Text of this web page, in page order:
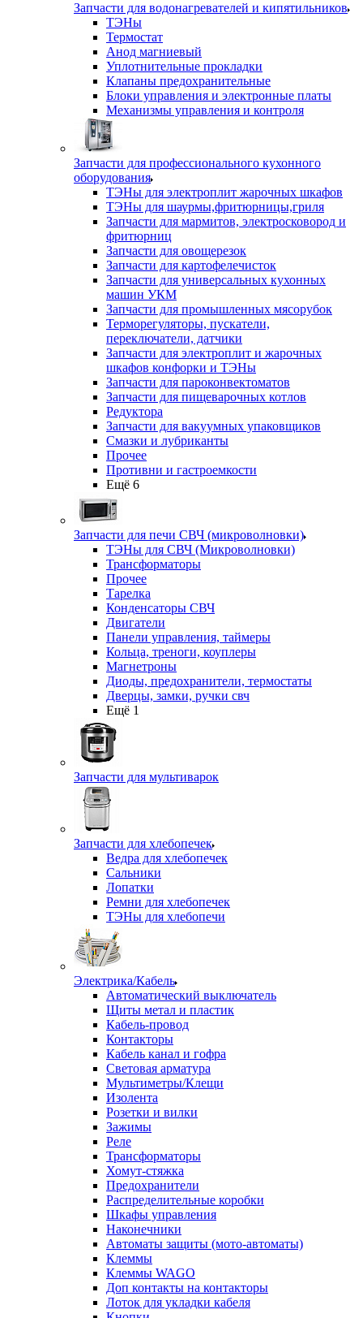
Запчасти для водонагревателей и кипятильников
ТЭНы
Термостат
Анод магниевый
Уплотнительные прокладки
Клапаны предохранительные
Блоки управления и электронные платы
Механизмы управления и контроля
Запчасти для профессионального кухонного
оборудования
ТЭНы для электроплит жарочных шкафов
ТЭНы для шаурмы,фритюрницы,гриля
Запчасти для мармитов, электросковород и
фритюрниц
Запчасти для овощерезок
Запчасти для картофелечисток
Запчасти для универсальных кухонных
машин УКМ
Запчасти для промышленных мясорубок
Терморегуляторы, пускатели,
переключатели, датчики
Запчасти для электроплит и жарочных
шкафов конфорки и ТЭНы
Запчасти для пароконвектоматов
Запчасти для пищеварочных котлов
Редуктора
Запчасти для вакуумных упаковщиков
Смазки и лубриканты
Прочее
Противни и гастроемкости
Ещё 6
Запчасти для печи СВЧ (микроволновки)
ТЭНы для СВЧ (Микроволновки)
Трансформаторы
Прочее
Тарелка
Конденсаторы СВЧ
Двигатели
Панели управления, таймеры
Кольца, треноги, коуплеры
Магнетроны
Диоды, предохранители, термостаты
Дверцы, замки, ручки свч
Ещё 1
Запчасти для мультиварок
Запчасти для хлебопечек
Ведра для хлебопечек
Сальники
Лопатки
Ремни для хлебопечек
ТЭНы для хлебопечи
Электрика/Кабель
Автоматический выключатель
Щиты метал и пластик
Кабель-провод
Контакторы
Кабель канал и гофра
Световая арматура
Мультиметры/Клещи
Изолента
Розетки и вилки
Зажимы
Реле
Трансформаторы
Хомут-стяжка
Предохранители
Распределительные коробки
Шкафы управления
Наконечники
Автоматы защиты (мото-автоматы)
Клеммы
Клеммы WAGO
Доп контакты на контакторы
Лоток для укладки кабеля